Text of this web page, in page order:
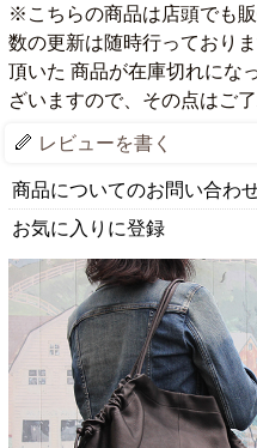
※こちらの商品は店頭でも
数の更新は随時行っており
頂いた 商品が在庫切れにな
ざいますので、その点はご
レビューを書く
商品についてのお問い合わ
お気に入りに登録